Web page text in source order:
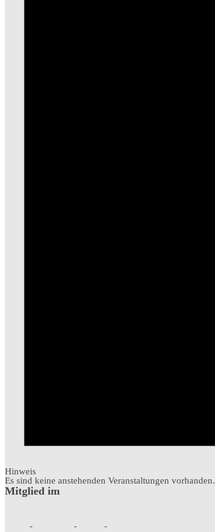
Hinweis
Es sind keine anstehenden Veranstaltungen vorhanden.
Mitglied im